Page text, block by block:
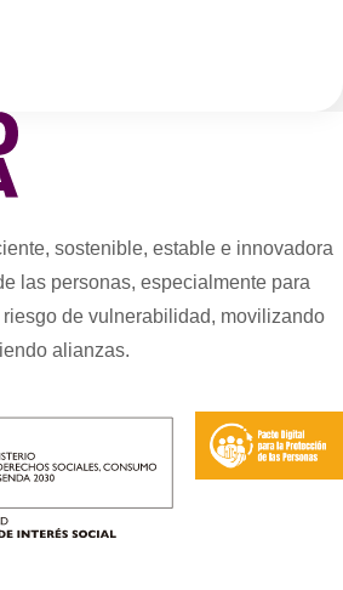
sostenible, estable e innovadora
las personas, especialmente para
de vulnerabilidad, movilizando
alianzas.